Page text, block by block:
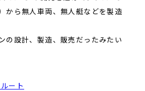
から無人車両、無人艇などを製造
の設計、製造、販売だったみたい
ート